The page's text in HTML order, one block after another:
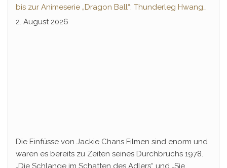
bis zur Animeserie „Dragon Ball“: Thunderleg Hwang
Jang-Lee tritt globale Rechteoffensive los
2. August 2026
Die Einfüsse von Jackie Chans Filmen sind enorm und
waren es bereits zu Zeiten seines Durchbruchs 1978.
„Die Schlange im Schatten des Adlers“ und „Sie